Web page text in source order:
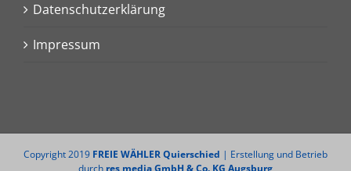
Datenschutzerklärung
Impressum
Copyright 2019 FREIE WÄHLER Quierschied | Erstellung und Betrieb